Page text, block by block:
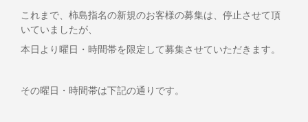
これまで、柿島指名の新規のお客様の募集は、停止させて頂
いていましたが、
本日より曜日・時間帯を限定して募集させていただきます。
その曜日・時間帯は下記の通りです。